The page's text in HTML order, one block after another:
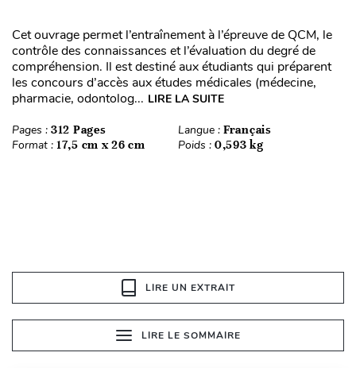
Cet ouvrage permet l’entraînement à l’épreuve de QCM, le
contrôle des connaissances et l’évaluation du degré de
compréhension. Il est destiné aux étudiants qui préparent
les concours d’accès aux études médicales (médecine,
pharmacie, odontolog... LIRE LA SUITE
Pages : 312 Pages Langue : Français
Format : 17,5 cm x 26 cm Poids : 0,593 kg
LIRE UN EXTRAIT
LIRE LE SOMMAIRE